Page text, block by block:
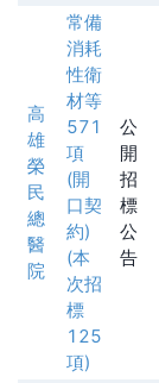
高
雄
榮
民
總
醫
院
常備
消耗
性衛
材等
571
項
(開
口契
約)
(本
次招
標
125
項)
公
開
招
標
公
告